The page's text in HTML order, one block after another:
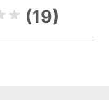
(19)